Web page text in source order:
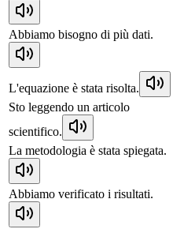
Abbiamo bisogno di più dati.
L'equazione è stata risolta.
Sto leggendo un articolo
scientifico.
La metodologia è stata spiegata.
Abbiamo verificato i risultati.